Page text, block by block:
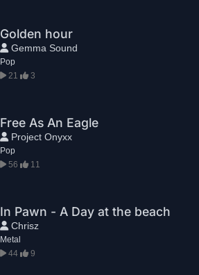
Golden hour
Gemma Sound
Pop
21
3
Free As An Eagle
Project Onyxx
Pop
56
11
In Pawn - A Day at the beach
Chrisz
Metal
44
9